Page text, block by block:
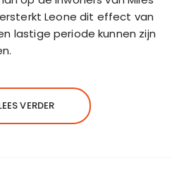
Leone dit effect van
lastige periode kunnen zijn
VERDER